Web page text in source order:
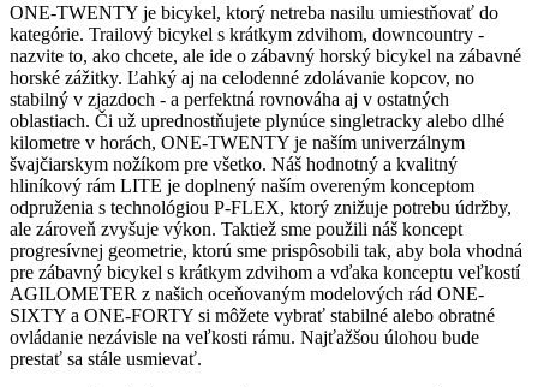
ONE-TWENTY je bicykel, ktorý netreba nasilu umiestňovať do
kategórie. Trailový bicykel s krátkym zdvihom, downcountry -
nazvite to, ako chcete, ale ide o zábavný horský bicykel na zábavné
horské zážitky. Ľahký aj na celodenné zdolávanie kopcov, no
stabilný v zjazdoch - a perfektná rovnováha aj v ostatných
oblastiach. Či už uprednostňujete plynúce singletracky alebo dlhé
kilometre v horách, ONE-TWENTY je naším univerzálnym
švajčiarskym nožíkom pre všetko. Náš hodnotný a kvalitný
hliníkový rám LITE je doplnený naším overeným konceptom
odpruženia s technológiou P-FLEX, ktorý znižuje potrebu údržby,
ale zároveň zvyšuje výkon. Taktiež sme použili náš koncept
progresívnej geometrie, ktorú sme prispôsobili tak, aby bola vhodná
pre zábavný bicykel s krátkym zdvihom a vďaka konceptu veľkostí
AGILOMETER z našich oceňovaným modelových rád ONE-
SIXTY a ONE-FORTY si môžete vybrať stabilné alebo obratné
ovládanie nezávisle na veľkosti rámu. Najťažšou úlohou bude
prestať sa stále usmievať.